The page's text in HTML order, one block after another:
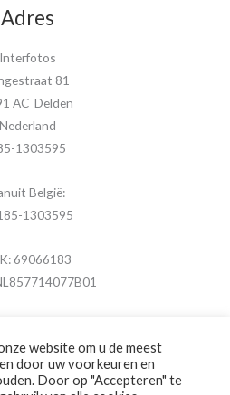
Adres
Interfotos
81
AC Delden
Nederland
1303595
België:
1303595
69066183
website om u de meest
door uw voorkeuren en
Door op "Accepteren" te